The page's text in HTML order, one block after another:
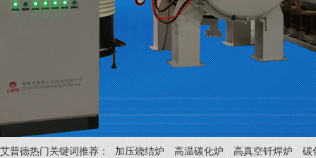
艾普德热门关键词推荐： 加压烧结炉 高温碳化炉 高真空钎焊炉 碳